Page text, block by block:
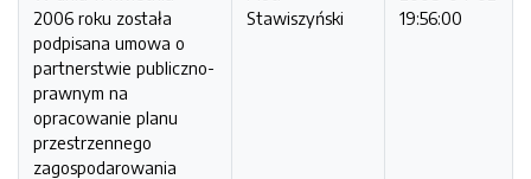
2006 roku została
podpisana umowa o
partnerstwie publiczno-
prawnym na
opracowanie planu
przestrzennego
zagospodarowania
Stawiszyński
19:56:00